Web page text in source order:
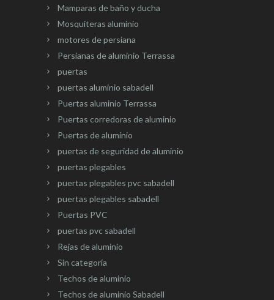
Mamparas de baño y ducha
Mosquiteras aluminio
motores de persiana
Persianas de aluminio Terrassa
puertas
puertas aluminio sabadell
Puertas aluminio Terrassa
Puertas corredoras de aluminio
Puertas de aluminio
puertas de seguridad de aluminio
puertas plegables
puertas plegables pvc sabadell
puertas plegables sabadell
Puertas PVC
puertas pvc sabadell
Rejas de aluminio
Sin categoría
Techos de aluminio
Techos de aluminio Sabadell